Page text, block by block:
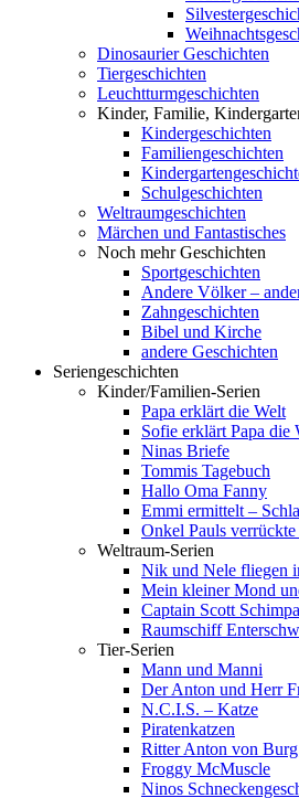
Dinosaurier Geschichten
Tiergeschichten
Leuchtturmgeschichten
Kinder, Familie,
Kindergeschichten
Familiengeschichten
Schulgeschichten
Weltraumgeschichten
Märchen und Fantastisches
Noch mehr Geschichten
Sportgeschichten
Andere Völker –
Zahngeschichten
Bibel und Kirche
andere Geschichten
Seriengeschichten
Kinder/Familien-Serien
Papa erklärt die Welt
Sofie erklärt Papa die
Ninas Briefe
Tommis Tagebuch
Hallo Oma Fanny
Emmi ermittelt –
Onkel Pauls
Weltraum-Serien
Nik und Nele fliegen
Mein kleiner Mond
Captain Scott
Raumschiff
Tier-Serien
Mann und Manni
Der Anton und Herr
N.C.I.S. – Katze
Piratenkatzen
Ritter Anton von
Froggy McMuscle
Ninos